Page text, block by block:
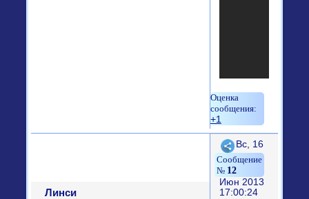
+1
Поделиться
12
Вс, 16
Июн 2013
17:00:24
Линси